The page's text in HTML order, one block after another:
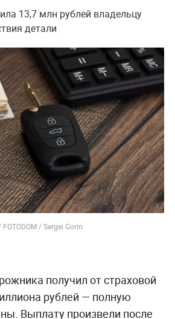
13,7 млн рублей владельцу
детали
/ Sergei Gorin
получил от страховой
рублей — полную
Выплату произвели после